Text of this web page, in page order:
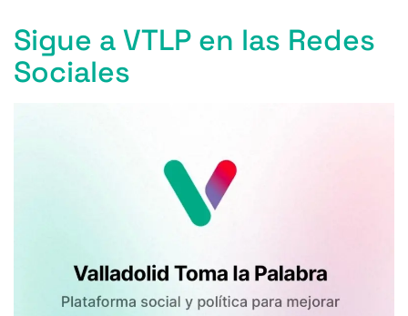
Sigue a VTLP en las Redes
Sociales